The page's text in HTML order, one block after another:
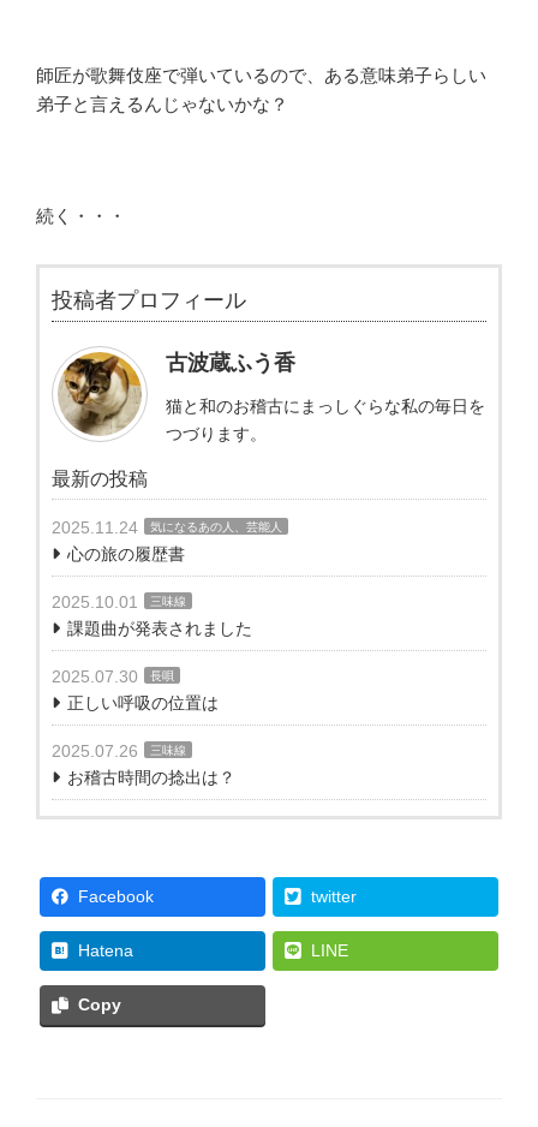
師匠が歌舞伎座で弾いているので、ある意味弟子らしい
弟子と言えるんじゃないかな？
続く・・・
投稿者プロフィール
古波蔵ふう香
猫と和のお稽古にまっしぐらな私の毎日を
つづります。
最新の投稿
2025.11.24 気になるあの人、芸能人
心の旅の履歴書
2025.10.01 三味線
課題曲が発表されました
2025.07.30 長唄
正しい呼吸の位置は
2025.07.26 三味線
お稽古時間の捻出は？
Facebook twitter
Hatena LINE
Copy